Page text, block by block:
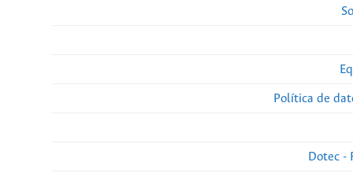
Política de
Dotec -